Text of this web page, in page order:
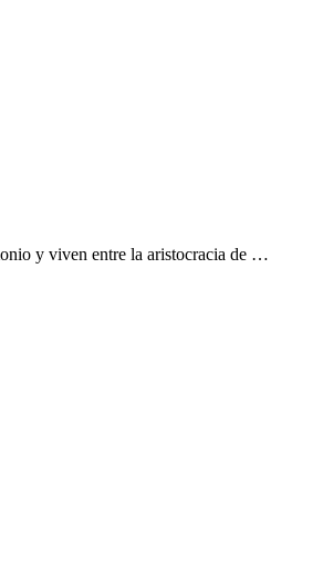
y viven entre la aristocracia de …